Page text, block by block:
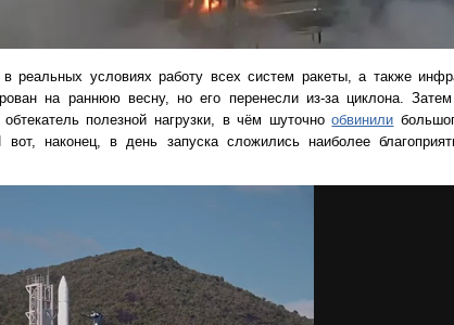
реальных условиях работу всех систем ракеты, а также
на раннюю весну, но его перенесли из-за циклона.
обтекатель полезной нагрузки, в чём шуточнообвинили
наконец, в день запуска сложились наиболее